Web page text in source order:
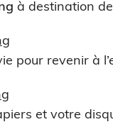
à destination
pour revenir à
et votre